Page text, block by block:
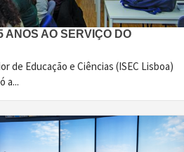
AO SERVIÇO DO
de Educação e Ciências (ISEC Lisboa)
a...